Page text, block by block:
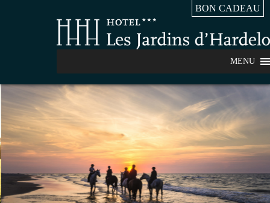
MENU
BON CADEAU